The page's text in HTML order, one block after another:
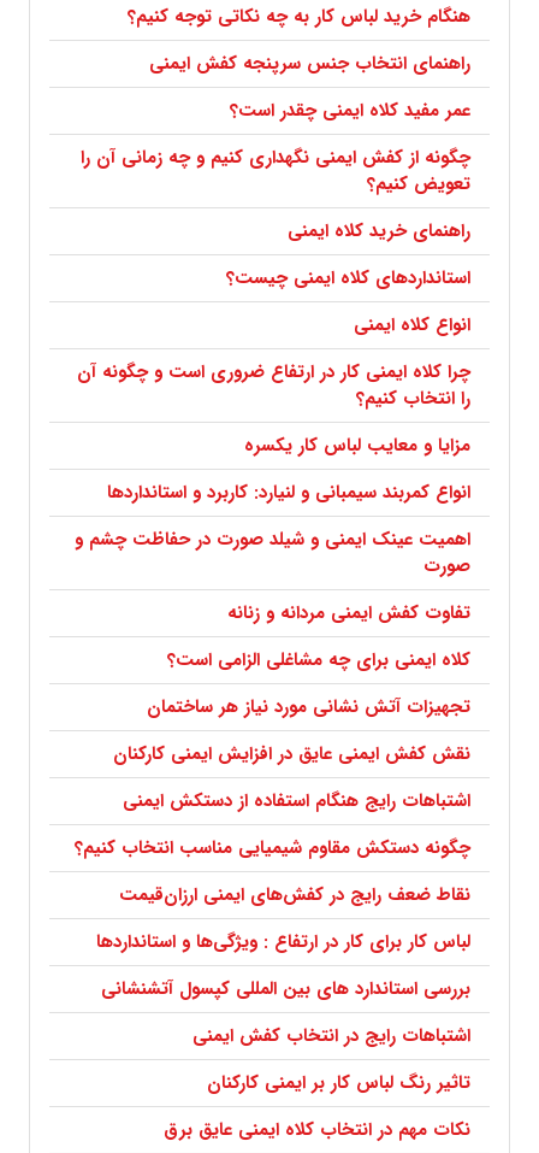
هنگام خرید لباس کار به چه نکاتی توجه کنیم؟
راهنمای انتخاب جنس سرپنجه کفش ایمنی
عمر مفید کلاه ایمنی چقدر است؟
چگونه از کفش ایمنی نگهداری کنیم و چه زمانی آن را
تعویض کنیم؟
راهنمای خرید کلاه ایمنی
استانداردهای کلاه ایمنی چیست؟
انواع کلاه ایمنی
چرا کلاه ایمنی کار در ارتفاع ضروری است و چگونه آن
را انتخاب کنیم؟
مزایا و معایب لباس کار یکسره
انواع کمربند سیمبانی و لنیارد: کاربرد و استانداردها
اهمیت عینک ایمنی و شیلد صورت در حفاظت چشم و
صورت
تفاوت کفش ایمنی مردانه و زنانه
کلاه ایمنی برای چه مشاغلی الزامی است؟
تجهیزات آتش نشانی مورد نیاز هر ساختمان
نقش کفش ایمنی عایق در افزایش ایمنی کارکنان
اشتباهات رایج هنگام استفاده از دستکش ایمنی
چگونه دستکش مقاوم شیمیایی مناسب انتخاب کنیم؟
نقاط ضعف رایج در کفش‌های ایمنی ارزان‌قیمت
لباس کار برای کار در ارتفاع : ویژگی‌ها و استانداردها
بررسی استاندارد های بین المللی کپسول آتشنشانی
اشتباهات رایج در انتخاب کفش ایمنی
تاثیر رنگ لباس کار بر ایمنی کارکنان
نکات مهم در انتخاب کلاه ایمنی عایق برق